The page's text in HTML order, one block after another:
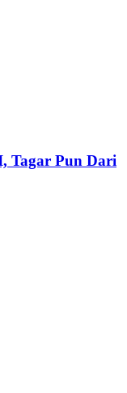
Tagar Pun Dari